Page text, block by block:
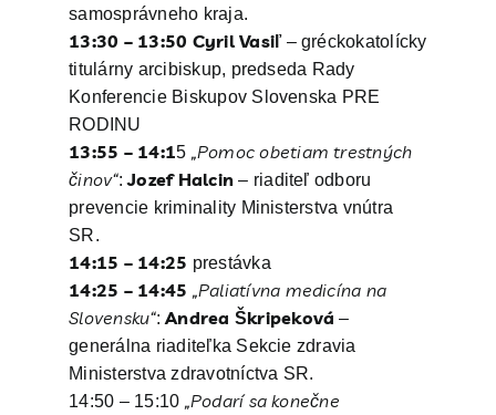
samosprávneho kraja.
13:30 – 13:50 Cyril Vasiľ– gréckokatolícky
titulárny arcibiskup, predseda Rady
Konferencie Biskupov Slovenska PRE
RODINU
13:55 – 14:15 „Pomoc obetiam trestných
činov“:Jozef Halcin – riaditeľ odboru
prevencie kriminality Ministerstva vnútra
SR.
14:15 – 14:25 prestávka
14:25 – 14:45 „Paliatívna medicína na
Slovensku“:Andrea Škripeková –
generálna riaditeľka Sekcie zdravia
Ministerstva zdravotníctva SR.
14:50 – 15:10 „Podarí sa konečne